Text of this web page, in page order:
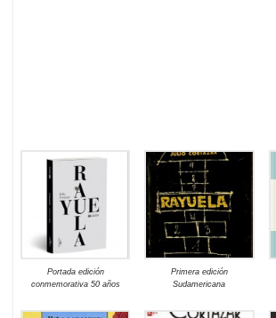
Portada edición
conmemorativa 50 años
Primera edición
Sudamericana